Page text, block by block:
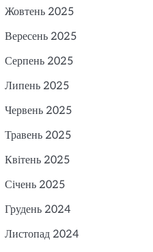
Жовтень 2025
Вересень 2025
Серпень 2025
Липень 2025
Червень 2025
Травень 2025
Квітень 2025
Січень 2025
Грудень 2024
Листопад 2024